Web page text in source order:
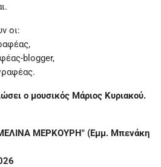
οι:
blogger,
ο μουσικός Μάριος Κυριακού.
ΜΕΡΚΟΥΡΗ" (Εμμ. Μπενάκη